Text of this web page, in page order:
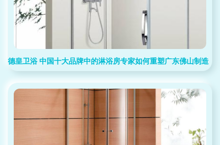
德皇卫浴 中国十大品牌中的淋浴房专家如何重塑广东佛山制造